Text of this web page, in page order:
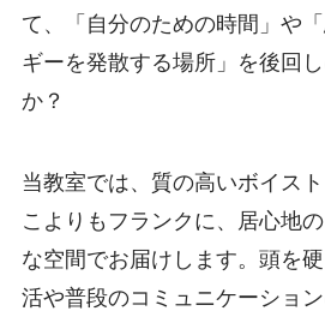
て、「自分のための時間」や
ギーを発散する場所」を後回
か？
当教室では、質の高いボイス
こよりもフランクに、居心地
な空間でお届けします。頭を
活や普段のコミュニケーショ